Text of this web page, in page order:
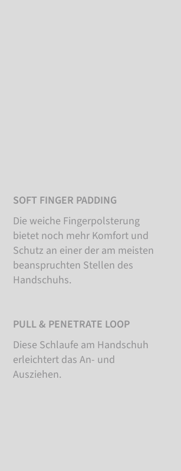
SOFT FINGER PADDING
Die weiche Fingerpolsterung
bietet noch mehr Komfort und
Schutz an einer der am meisten
beanspruchten Stellen des
Handschuhs.
PULL & PENETRATE LOOP
Diese Schlaufe am Handschuh
erleichtert das An- und
Ausziehen.